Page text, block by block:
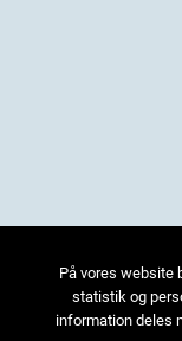
På vores website
statistik og
information deles